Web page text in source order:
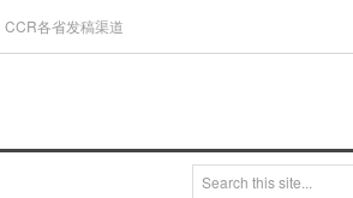
CCR各省发稿渠道